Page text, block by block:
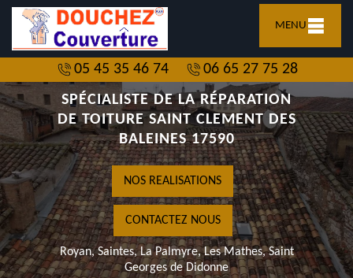
MENU
05 45 35 46 74
06 65 27 75 28
SPÉCIALISTE DE LA RÉPARATION
DE TOITURE SAINT CLEMENT DES
BALEINES 17590
NOS REALISATIONS
CONTACTEZ NOUS
Royan, Saintes, La Palmyre, Les Mathes, Saint
Georges de Didonne